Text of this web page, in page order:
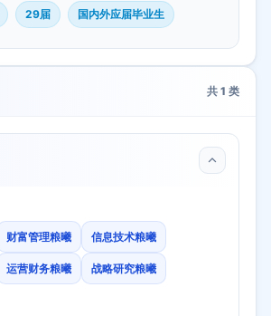
29届 国内外应届毕业生
共 1 类
财富管理粮曦 信息技术粮曦
运营财务粮曦 战略研究粮曦